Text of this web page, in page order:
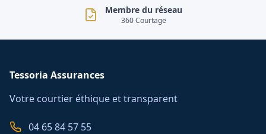
Membre du réseau
360 Courtage
Tessoria Assurances
Votre courtier éthique et transparent
04 65 84 57 55